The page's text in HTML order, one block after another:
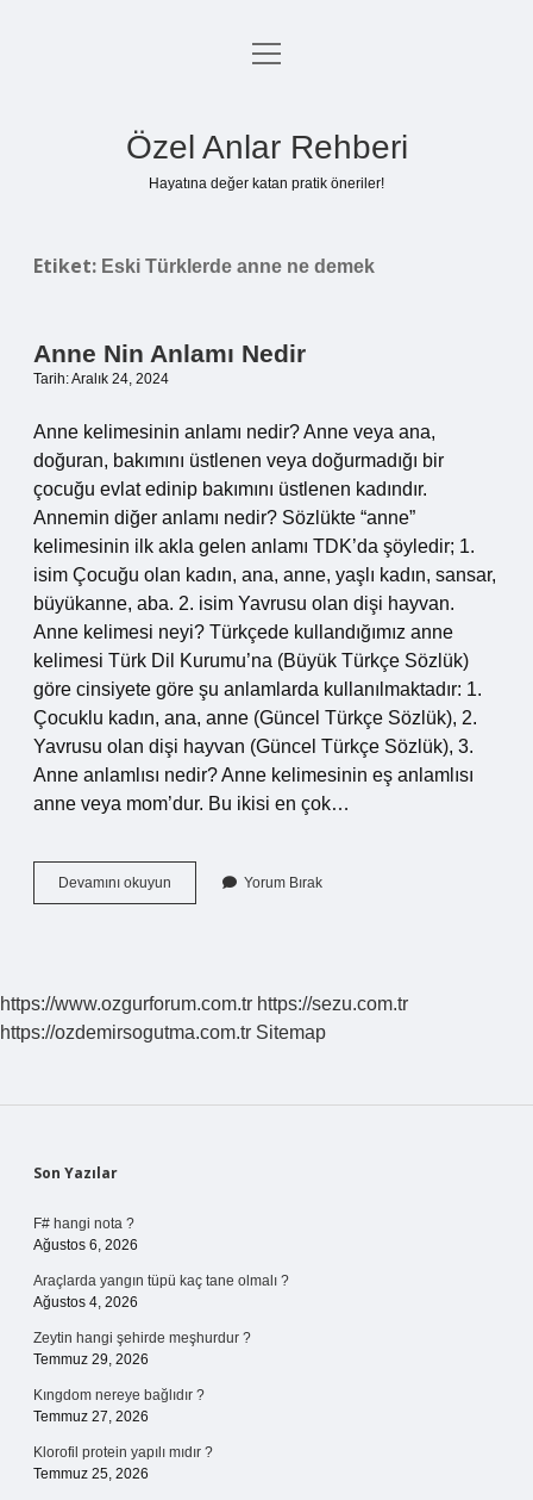
Anasayfa
menüyü
Özel Anlar Rehberi
Hayatına değer katan pratik öneriler!
Etiket: Eski Türklerde anne ne demek
Anne Nin Anlamı Nedir
Tarih: Aralık 24, 2024
Anne kelimesinin anlamı nedir? Anne veya ana,
doğuran, bakımını üstlenen veya doğurmadığı bir
çocuğu evlat edinip bakımını üstlenen kadındır.
Annemin diğer anlamı nedir? Sözlükte “anne”
kelimesinin ilk akla gelen anlamı TDK’da şöyledir; 1.
isim Çocuğu olan kadın, ana, anne, yaşlı kadın, sansar,
büyükanne, aba. 2. isim Yavrusu olan dişi hayvan.
Anne kelimesi neyi? Türkçede kullandığımız anne
kelimesi Türk Dil Kurumu’na (Büyük Türkçe Sözlük)
göre cinsiyete göre şu anlamlarda kullanılmaktadır: 1.
Çocuklu kadın, ana, anne (Güncel Türkçe Sözlük), 2.
Yavrusu olan dişi hayvan (Güncel Türkçe Sözlük), 3.
Anne anlamlısı nedir? Anne kelimesinin eş anlamlısı
anne veya mom’dur. Bu ikisi en çok…
Devamını okuyun
Nin
Yorum Bırak
https://www.ozgurforum.com.tr https://sezu.com.tr
https://ozdemirsogutma.com.tr Sitemap
Sidebar
Son Yazılar
F# hangi nota ?
Ağustos 6, 2026
Araçlarda yangın tüpü kaç tane olmalı ?
Ağustos 4, 2026
Zeytin hangi şehirde meşhurdur ?
Temmuz 29, 2026
Kıngdom nereye bağlıdır ?
Temmuz 27, 2026
Klorofil protein yapılı mıdır ?
Temmuz 25, 2026